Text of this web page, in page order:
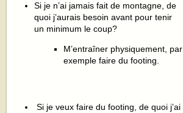
Si je n’ai jamais fait de montagne, de
quoi j’aurais besoin avant pour tenir
un minimum le coup?
M’entraîner physiquement, par
exemple faire du footing.
Si je veux faire du footing, de quoi j’ai